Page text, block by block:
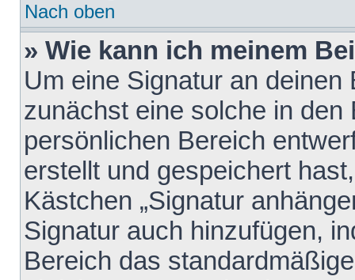
Nach oben
» Wie kann ich meinem
Um eine Signatur an
zunächst eine solche in den
persönlichen Bereich
erstellt und gespeichert
Kästchen „Signatur
Signatur auch hinzufügen,
Bereich das